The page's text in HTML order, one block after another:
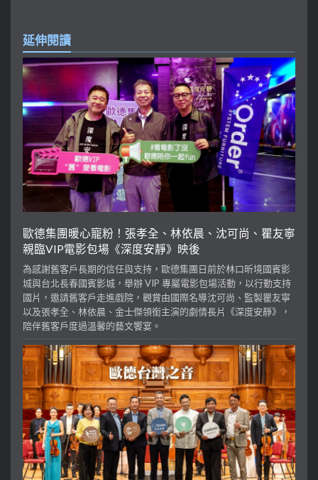
延伸閱讀
歐德集團暖心寵粉！張孝全、林依晨、沈可尚、瞿友寧
親臨VIP電影包場《深度安靜》映後
為感謝舊客戶長期的信任與支持，歐德集團日前於林口昕境國賓影
城與台北長春國賓影城，舉辦 VIP 專屬電影包場活動，以行動支持
國片，邀請舊客戶走進戲院，觀賞由國際名導沈可尚、監製瞿友寧
以及張孝全、林依晨、金士傑領銜主演的劇情長片《深度安靜》，
陪伴舊客戶度過溫馨的藝文饗宴。